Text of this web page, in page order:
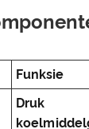
Funksie
Druk